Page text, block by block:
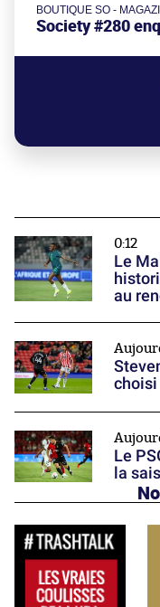
BOUTIQUE SO -
Society #280
0:12
Le
au
choisi
Le
la